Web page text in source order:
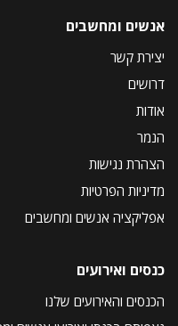
אנשים ומחשבים
יצירת קשר
דרושים
אודות
הנמר
הצהרת נגישות
מדיניות הפרטיות
אפליקציה אנשים ומחשבים
כנסים ואירועים
הכנסים והאירועים שלנו